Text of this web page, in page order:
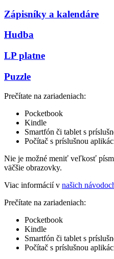
Zápisníky a kalendáre
Hudba
LP platne
Puzzle
Prečítate na zariadeniach:
Pocketbook
Kindle
Smartfón či tablet s
Počítač s príslušnou
Nie je možné meniť veľkosť
väčšie obrazovky.
Viac informácií v našich
Prečítate na zariadeniach:
Pocketbook
Kindle
Smartfón či tablet s
Počítač s príslušnou